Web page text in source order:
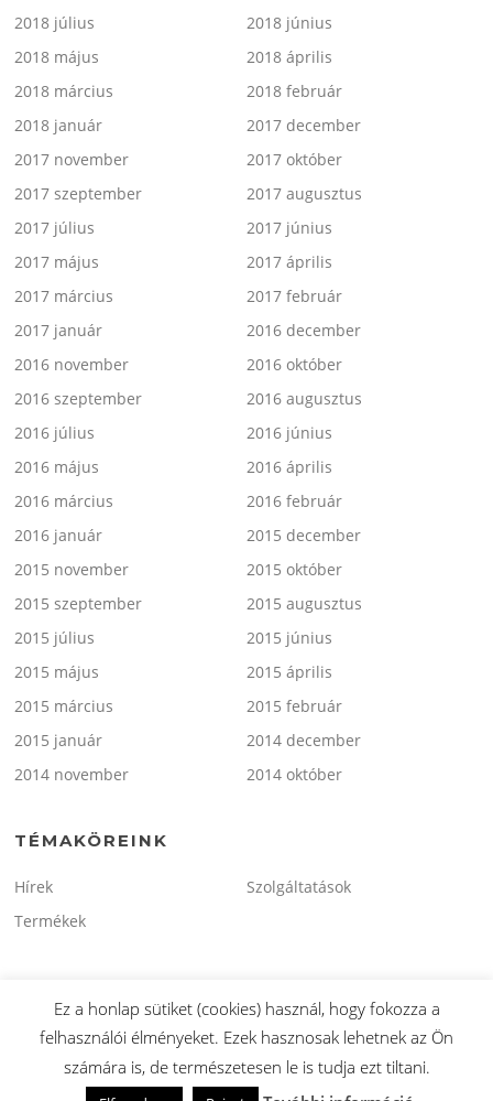
2018 július
2018 június
2018 május
2018 április
2018 március
2018 február
2018 január
2017 december
2017 november
2017 október
2017 szeptember
2017 augusztus
2017 július
2017 június
2017 május
2017 április
2017 március
2017 február
2017 január
2016 december
2016 november
2016 október
2016 szeptember
2016 augusztus
2016 július
2016 június
2016 május
2016 április
2016 március
2016 február
2016 január
2015 december
2015 november
2015 október
2015 szeptember
2015 augusztus
2015 július
2015 június
2015 május
2015 április
2015 március
2015 február
2015 január
2014 december
2014 november
2014 október
TÉMAKÖREINK
Hírek
Szolgáltatások
Termékek
Copyright © 2026 minitaxi.hu. Minden Jog Fenntartva.
Ez a honlap sütiket (cookies) használ, hogy fokozza a
felhasználói élményeket. Ezek hasznosak lehetnek az Ön
számára is, de természetesen le is tudja ezt tiltani.